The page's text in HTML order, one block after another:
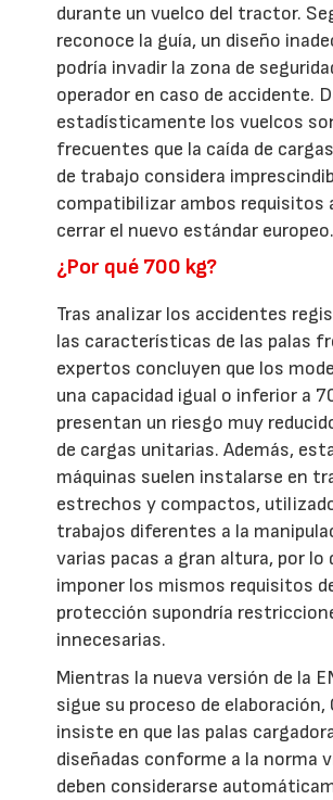
durante un vuelco del tractor.
reconoce la guía, un diseño
podría invadir la zona de
operador en caso de accidente.
estadísticamente los vuelcos
frecuentes que la caída de
de trabajo considera
compatibilizar ambos requisitos
cerrar el nuevo estándar europeo.
¿Por qué 700 kg?
Tras analizar los accidentes
las características de las palas
expertos concluyen que los
una capacidad igual o inferior a
presentan un riesgo muy
de cargas unitarias. Además,
máquinas suelen instalarse en
estrechos y compactos,
trabajos diferentes a la
varias pacas a gran altura, por lo
imponer los mismos requisitos
protección supondría
innecesarias.
Mientras la nueva versión de la
sigue su proceso de elaboración,
insiste en que las palas
diseñadas conforme a la norma
deben considerarse